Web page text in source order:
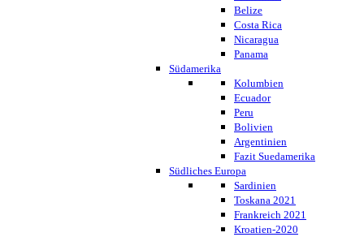
Belize
Costa Rica
Nicaragua
Panama
Südamerika
Kolumbien
Ecuador
Peru
Bolivien
Argentinien
Fazit Suedamerika
Südliches Europa
Sardinien
Toskana 2021
Frankreich 2021
Kroatien-2020